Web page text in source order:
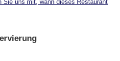
Sie uns mit, wann dieses Restaurant